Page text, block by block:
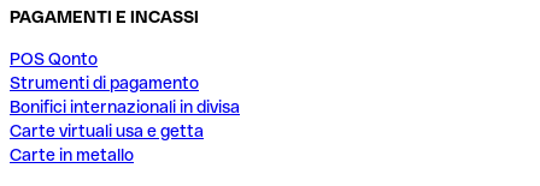
PAGAMENTI E INCASSI
POS Qonto
Strumenti di pagamento
Bonifici internazionali in divisa
Carte virtuali usa e getta
Carte in metallo